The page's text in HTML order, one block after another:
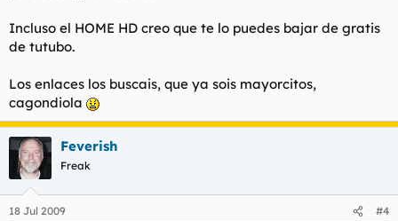
Incluso el HOME HD creo que te lo puedes bajar de gratis
de tutubo.
Los enlaces los buscais, que ya sois mayorcitos,
cagondiola
Feverish
Freak
18 Jul 2009 #4